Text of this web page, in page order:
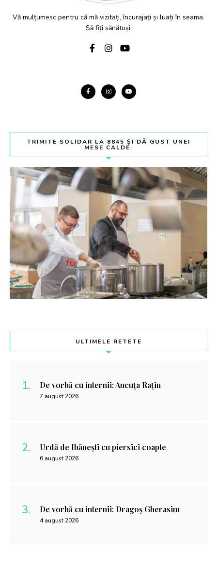
Vă mulțumesc pentru că mă vizitați, încurajați și luați în seama.
Să fiți sănătoși.
TRIMITE SOLIDAR LA 8845 ȘI DĂ GUST UNEI
MESE CALDE.
ULTIMELE RETETE
De vorbă cu internii: Ancuța Rațiu
7 august 2026
Urdă de Ibănești cu piersici coapte
6 august 2026
De vorbă cu internii: Dragoș Gherasim
4 august 2026